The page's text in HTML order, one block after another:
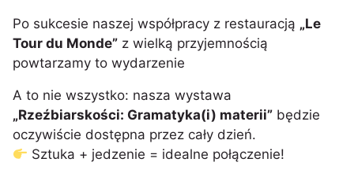
Po sukcesie naszej współpracy z restauracją „Le
Tour du Monde” z wielką przyjemnością
powtarzamy to wydarzenie
A to nie wszystko: nasza wystawa
„Rzeźbiarskości: Gramatyka(i) materii” będzie
oczywiście dostępna przez cały dzień.
Sztuka + jedzenie = idealne połączenie!